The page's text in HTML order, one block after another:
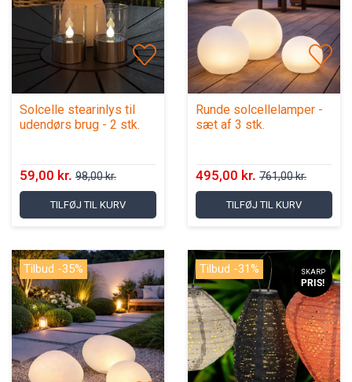
Solcelle stearinlys til
udendørs brug - 2 stk.
59,00 kr. 98,00 kr.
TILFØJ TIL KURV
Runde solcellelamper -
sæt af 3 stk.
495,00 kr. 761,00 kr.
TILFØJ TIL KURV
Tilbud -35% SKARP
PRIS!
Tilbud -31%